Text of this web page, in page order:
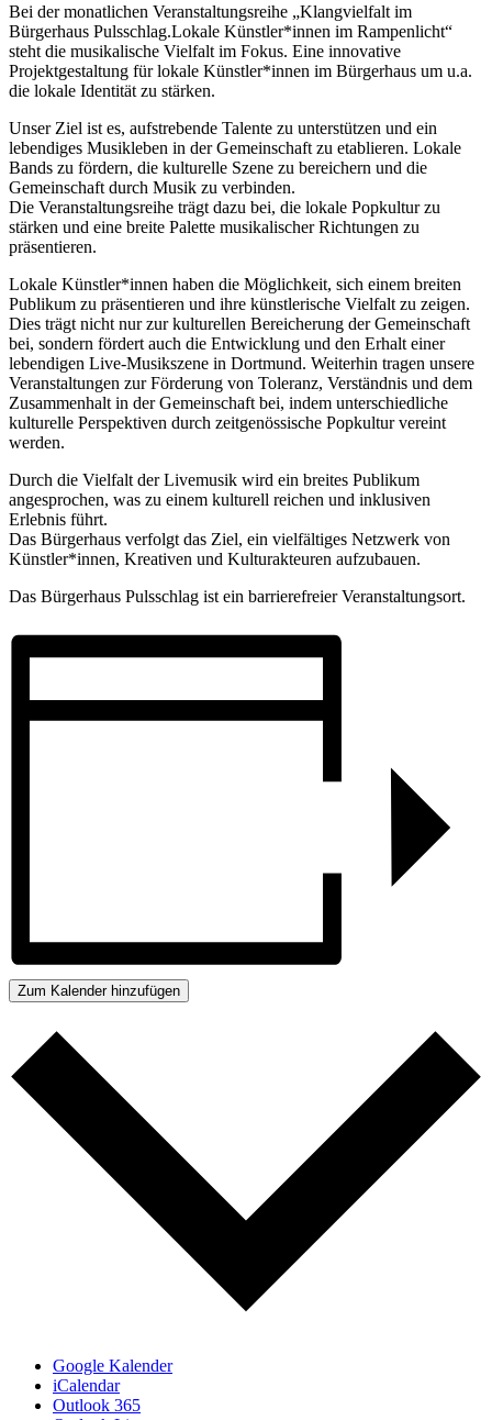
Bei der monatlichen Veranstaltungsreihe „Klangvielfalt im
Bürgerhaus Pulsschlag.Lokale Künstler*innen im Rampenlicht“
steht die musikalische Vielfalt im Fokus. Eine innovative
Projektgestaltung für lokale Künstler*innen im Bürgerhaus um u.a.
die lokale Identität zu stärken.
Unser Ziel ist es, aufstrebende Talente zu unterstützen und ein
lebendiges Musikleben in der Gemeinschaft zu etablieren. Lokale
Bands zu fördern, die kulturelle Szene zu bereichern und die
Gemeinschaft durch Musik zu verbinden.
Die Veranstaltungsreihe trägt dazu bei, die lokale Popkultur zu
stärken und eine breite Palette musikalischer Richtungen zu
präsentieren.
Lokale Künstler*innen haben die Möglichkeit, sich einem breiten
Publikum zu präsentieren und ihre künstlerische Vielfalt zu zeigen.
Dies trägt nicht nur zur kulturellen Bereicherung der Gemeinschaft
bei, sondern fördert auch die Entwicklung und den Erhalt einer
lebendigen Live-Musikszene in Dortmund. Weiterhin tragen unsere
Veranstaltungen zur Förderung von Toleranz, Verständnis und dem
Zusammenhalt in der Gemeinschaft bei, indem unterschiedliche
kulturelle Perspektiven durch zeitgenössische Popkultur vereint
werden.
Durch die Vielfalt der Livemusik wird ein breites Publikum
angesprochen, was zu einem kulturell reichen und inklusiven
Erlebnis führt.
Das Bürgerhaus verfolgt das Ziel, ein vielfältiges Netzwerk von
Künstler*innen, Kreativen und Kulturakteuren aufzubauen.
Das Bürgerhaus Pulsschlag ist ein barrierefreier Veranstaltungsort.
Zum Kalender hinzufügen
Google Kalender
iCalendar
Outlook 365